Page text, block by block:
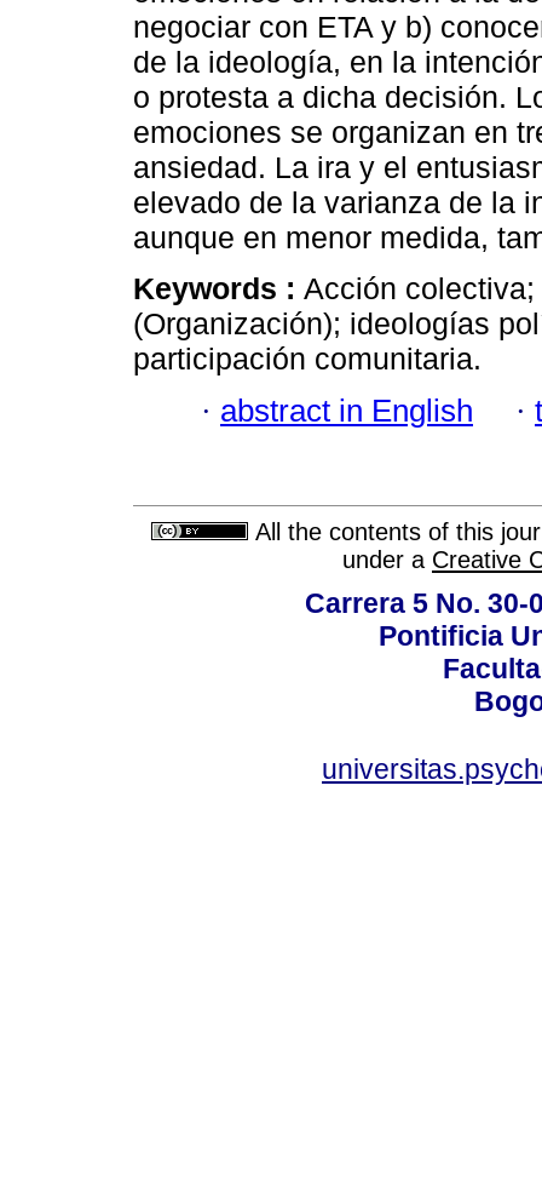
negociar con ETA y b)
de la ideología, en la
o protesta a dicha decisión.
emociones se organizan en
ansiedad. La ira y el
elevado de la varianza de la
aunque en menor medida,
Keywords : Acción
(Organización); ideologías
participación comunitaria.
· abstract in English ·
All the contents of this
under a Creative
Carrera 5 No.
Pontificia